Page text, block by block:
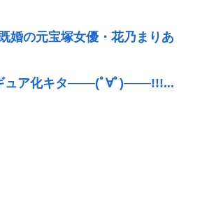
婚の元宝塚女優・花乃まりあ
ュア化キタ───(ﾟ∀ﾟ)───!!!...